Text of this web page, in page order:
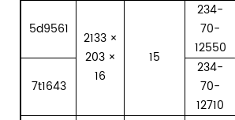
5d9561
2133 ×
203 ×
16
15
234-
70-
12550
7t1643
234-
70-
12710